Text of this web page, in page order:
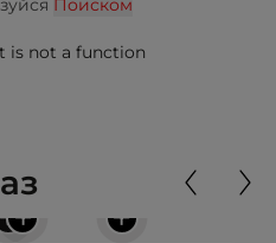
Поиском
is not a function
+
+